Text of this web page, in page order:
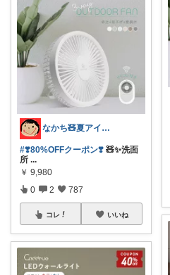
なかち🧸夏アイテム＆便利グッズ✨
#❣️80%OFFクーポン❣️ 🧸✨洗面
所 ...
￥ 9,980
0 2 787
コレ いいね